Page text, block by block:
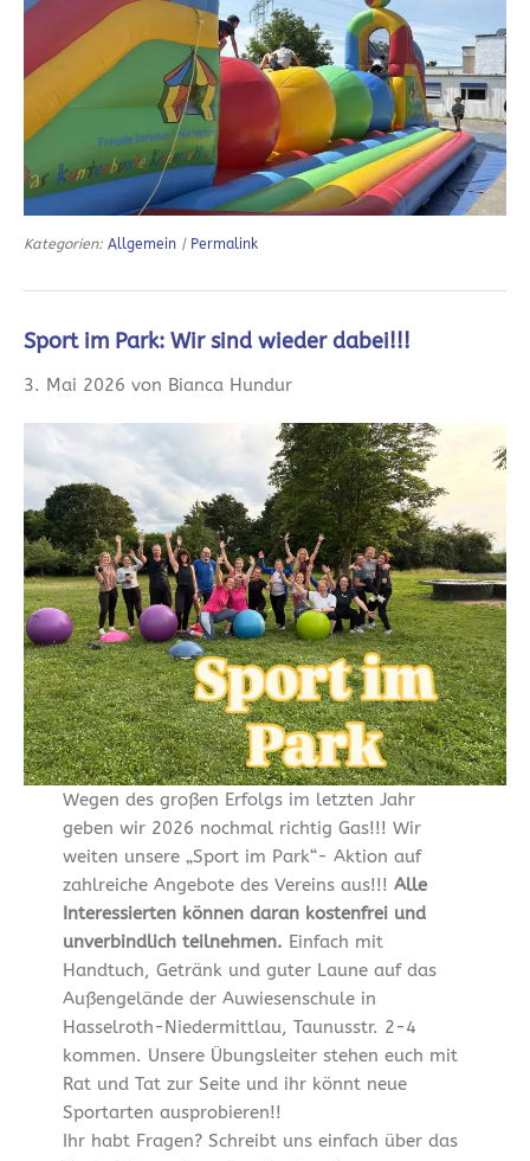
Kategorien: Allgemein | Permalink
Sport im Park: Wir sind wieder dabei!!!
3. Mai 2026 von Bianca Hundur
Wegen des großen Erfolgs im letzten Jahr
geben wir 2026 nochmal richtig Gas!!! Wir
weiten unsere „Sport im Park“- Aktion auf
zahlreiche Angebote des Vereins aus!!! Alle
Interessierten können daran kostenfrei und
unverbindlich teilnehmen. Einfach mit
Handtuch, Getränk und guter Laune auf das
Außengelände der Auwiesenschule in
Hasselroth-Niedermittlau, Taunusstr. 2-4
kommen. Unsere Übungsleiter stehen euch mit
Rat und Tat zur Seite und ihr könnt neue
Sportarten ausprobieren!!
Ihr habt Fragen? Schreibt uns einfach über das